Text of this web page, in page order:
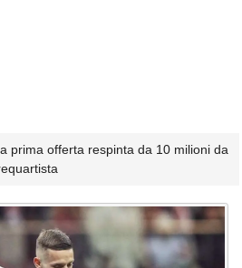
prima offerta respinta da 10 milioni da